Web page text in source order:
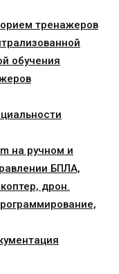
тренажеров
обучения
на ручном и
БПЛА,
дрон.